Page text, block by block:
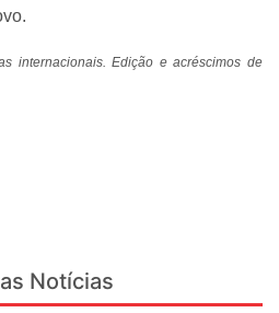
internacionais. Edição e acréscimos de
Notícias